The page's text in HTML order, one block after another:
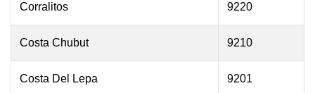
Corralitos 9220
Costa Chubut 9210
Costa Del Lepa 9201